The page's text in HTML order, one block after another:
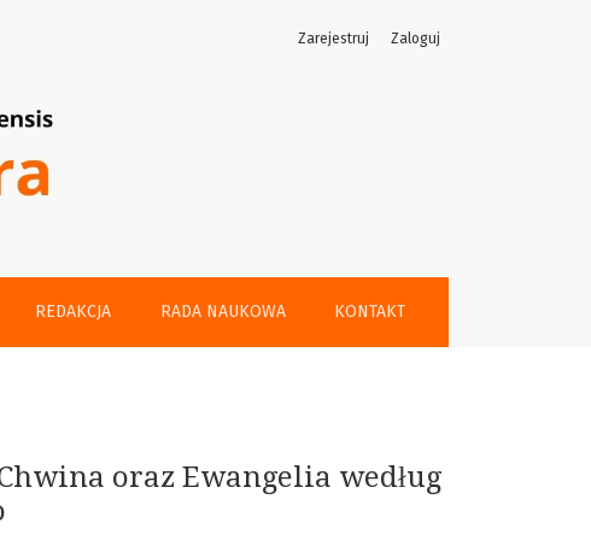
Jose Saramago
REDAKCJA RADA NAUKOWA KONTAKT
Zarejestruj Zaloguj
oraz Ewangelia według